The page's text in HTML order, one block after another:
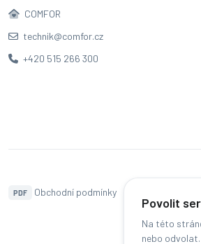
Povolit
Na této
nebo odvolat.
COMFOR
technik@comfor.cz
+420 515 266 300
PDF Obchodní podmínky